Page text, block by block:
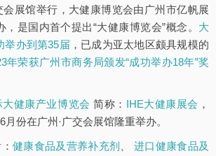
会展馆举行，大健康博览会由广州市亿帆展
是国内首个提出“大健康博览会”概念。 大
举办到第35届 ，已成为亚太地区颇具规模的
年荣获广州市商务局颁发“成功举办18年”奖
健康产业博览会 简称： IHE大健康展会 ，
份在广州·广交会展馆隆重举办。
健康食品及营养补充剂 、进口健康食品及